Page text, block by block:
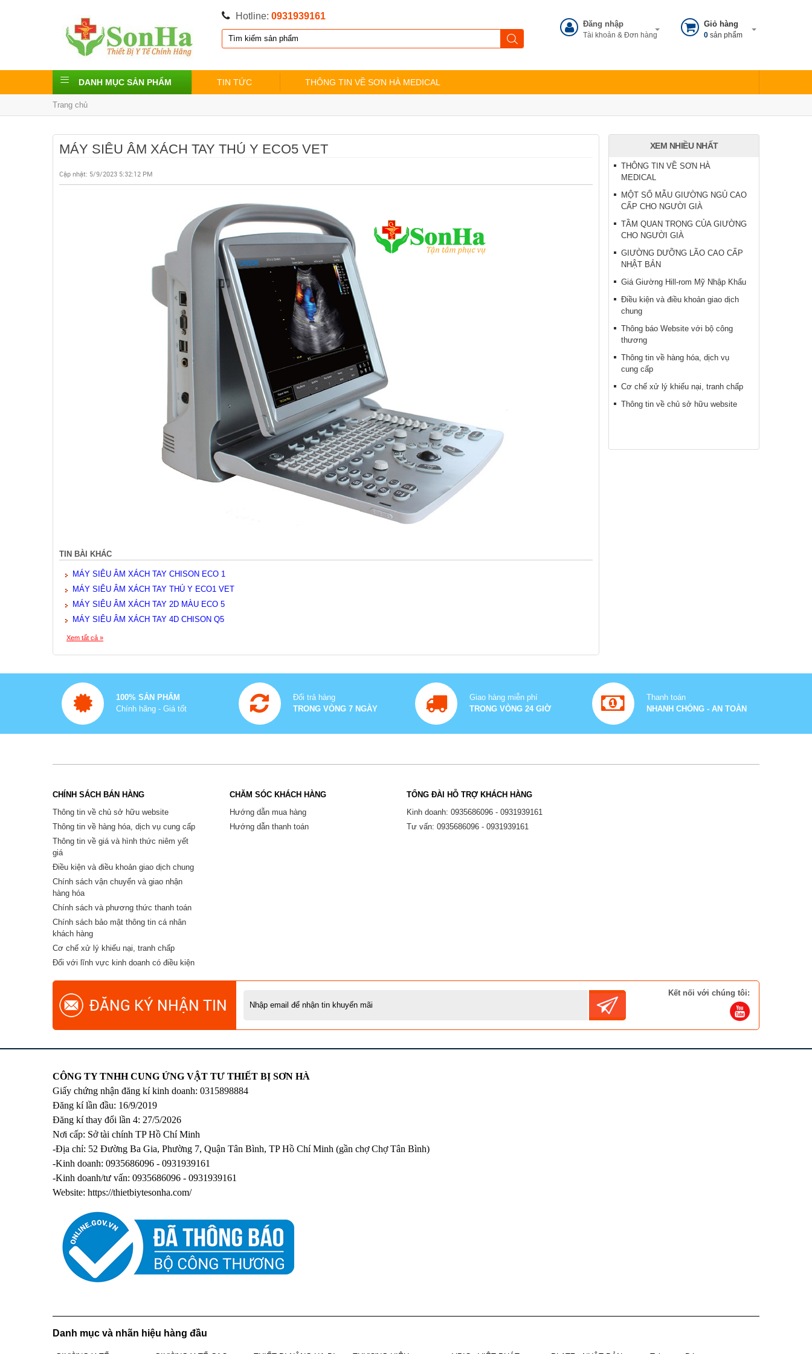
Hotline: 0931939161
Giỏ hàng
0 sản phẩm
Đăng nhập
Tài khoản & Đơn hàng
DANH MỤC SẢN PHẨM TIN TỨC THÔNG TIN VỀ SƠN HÀ MEDICAL
Trang chủ
MÁY SIÊU ÂM XÁCH TAY THÚ Y ECO5 VET
Cập nhật: 5/9/2023 5:32:12 PM
TIN BÀI KHÁC
MÁY SIÊU ÂM XÁCH TAY CHISON ECO 1
MÁY SIÊU ÂM XÁCH TAY THÚ Y ECO1 VET
MÁY SIÊU ÂM XÁCH TAY 2D MÀU ECO 5
MÁY SIÊU ÂM XÁCH TAY 4D CHISON Q5
Xem tất cả »
XEM NHIỀU NHẤT
THÔNG TIN VỀ SƠN HÀ
MEDICAL
MỘT SỐ MẪU GIƯỜNG NGỦ CAO
CẤP CHO NGƯỜI GIÀ
TẦM QUAN TRỌNG CỦA GIƯỜNG
CHO NGƯỜI GIÀ
GIƯỜNG DƯỠNG LÃO CAO CẤP
NHẬT BẢN
Giá Giường Hill-rom Mỹ Nhập Khẩu
Điều kiện và điều khoản giao dịch
chung
Thông báo Website với bộ công
thương
Thông tin về hàng hóa, dịch vụ
cung cấp
Cơ chế xử lý khiếu nại, tranh chấp
Thông tin về chủ sở hữu website
100% SẢN PHẨM
Chính hãng - Giá tốt
Đổi trả hàng
TRONG VÒNG 7 NGÀY
Giao hàng miễn phí
TRONG VÒNG 24 GIỜ
Thanh toán
NHANH CHÓNG - AN TOÀN
CHÍNH SÁCH BÁN HÀNG
Thông tin về chủ sở hữu website
Thông tin về hàng hóa, dịch vụ cung cấp
Thông tin về giá và hình thức niêm yết
giá
Điều kiện và điều khoản giao dịch chung
Chính sách vận chuyển và giao nhận
hàng hóa
Chính sách và phương thức thanh toán
Chính sách bảo mật thông tin cá nhân
khách hàng
Cơ chế xử lý khiếu nại, tranh chấp
Đối với lĩnh vực kinh doanh có điều kiện
CHĂM SÓC KHÁCH HÀNG
Hướng dẫn mua hàng
Hướng dẫn thanh toán
TỔNG ĐÀI HỖ TRỢ KHÁCH HÀNG
Kinh doanh: 0935686096 - 0931939161
Tư vấn: 0935686096 - 0931939161
ĐĂNG KÝ NHẬN TIN
Kết nối với chúng tôi:
CÔNG TY TNHH CUNG ỨNG VẬT TƯ THIẾT BỊ SƠN HÀ
Giấy chứng nhận đăng kí kinh doanh: 0315898884
Đăng kí lần đầu: 16/9/2019
Đăng kí thay đổi lần 4: 27/5/2026
Nơi cấp: Sở tài chính TP Hồ Chí Minh
-Địa chỉ: 52 Đường Ba Gia, Phường 7, Quận Tân Bình, TP Hồ Chí Minh (gần chợ Chợ Tân Bình)
-Kinh doanh: 0935686096 - 0931939161
-Kinh doanh/tư vấn: 0935686096 - 0931939161
Website: https://thietbiytesonha.com/
Danh mục và nhãn hiệu hàng đầu